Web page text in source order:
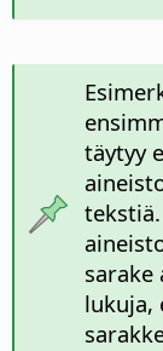
täytyy
sarake
lukuja,